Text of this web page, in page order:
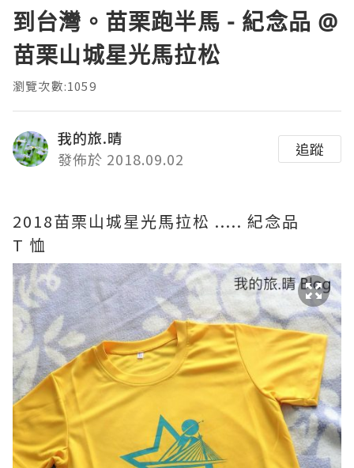
到台灣。苗栗跑半馬 - 紀念品 @
苗栗山城星光馬拉松
瀏覽次數:1059
我的旅.晴
發佈於 2018.09.02
追蹤
2018苗栗山城星光馬拉松 ..... 紀念品
T 恤